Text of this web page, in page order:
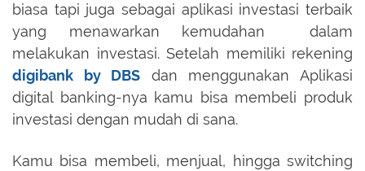
biasa tapi juga sebagai aplikasi investasi terbaik
yang menawarkan kemudahan dalam
melakukan investasi. Setelah memiliki rekening
digibank by DBS dan menggunakan Aplikasi
digital banking-nya kamu bisa membeli produk
investasi dengan mudah di sana.
Kamu bisa membeli, menjual, hingga switching